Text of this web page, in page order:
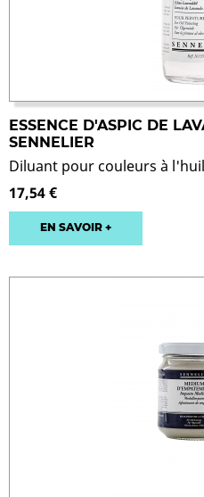
ESSENCE D'ASPIC DE
SENNELIER
Diluant pour couleurs à
17,54 €
EN SAVOIR +